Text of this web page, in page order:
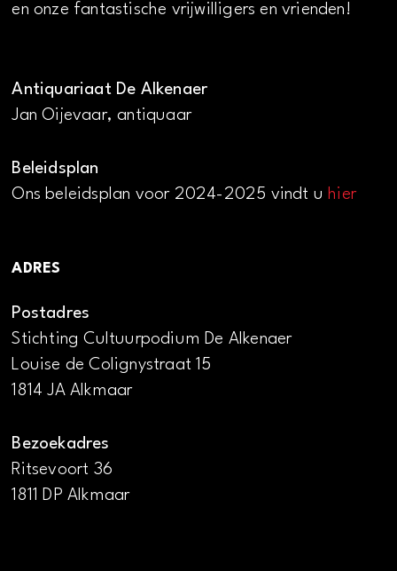
en onze fantastische vrijwilligers en vrienden!
Antiquariaat De Alkenaer
Jan Oijevaar, antiquaar
Beleidsplan
Ons beleidsplan voor 2024-2025 vindt uhier
ADRES
Postadres
Stichting Cultuurpodium De Alkenaer
Louise de Colignystraat 15
1814 JA Alkmaar
Bezoekadres
Ritsevoort 36
1811 DP Alkmaar